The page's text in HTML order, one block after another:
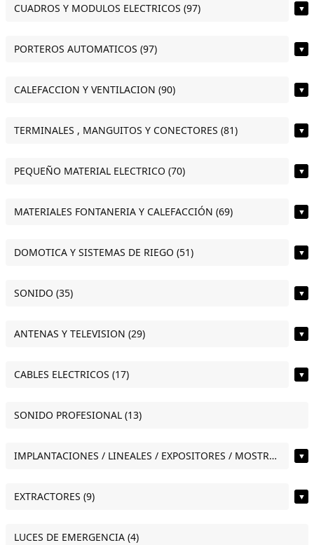
CUADROS Y MODULOS ELECTRICOS (97) ▼
PORTEROS AUTOMATICOS (97) ▼
CALEFACCION Y VENTILACION (90) ▼
TERMINALES , MANGUITOS Y CONECTORES (81) ▼
PEQUEÑO MATERIAL ELECTRICO (70) ▼
MATERIALES FONTANERIA Y CALEFACCIÓN (69) ▼
DOMOTICA Y SISTEMAS DE RIEGO (51) ▼
SONIDO (35) ▼
ANTENAS Y TELEVISION (29) ▼
CABLES ELECTRICOS (17) ▼
SONIDO PROFESIONAL (13)
IMPLANTACIONES / LINEALES / EXPOSITORES / MOSTRADORES (12) ▼
EXTRACTORES (9) ▼
LUCES DE EMERGENCIA (4)